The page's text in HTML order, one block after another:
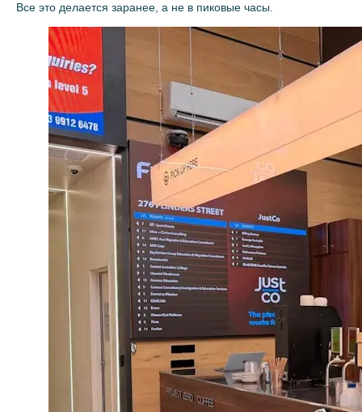
Все это делается заранее, а не в пиковые часы.